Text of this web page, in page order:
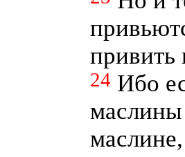
привить
24 Ибо